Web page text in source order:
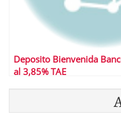
Deposito Bienvenida
al 3,85% TAE